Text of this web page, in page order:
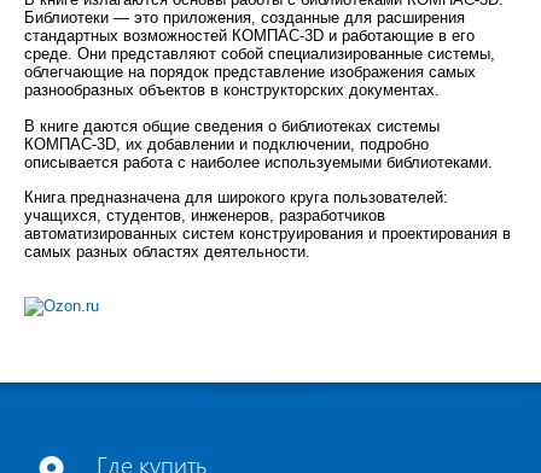
Библиотеки — это приложения, созданные для расширения
стандартных возможностей КОМПАС-3D и работающие в его
среде. Они представляют собой специализированные системы,
облегчающие на порядок представление изображения самых
разнообразных объектов в конструкторских документах.
В книге даются общие сведения о библиотеках системы
КОМПАС-3D, их добавлении и подключении, подробно
описывается работа с наиболее используемыми библиотеками.
Книга предназначена для широкого круга пользователей:
учащихся, студентов, инженеров, разработчиков
автоматизированных систем конструирования и проектирования в
самых разных областях деятельности.
Где купить